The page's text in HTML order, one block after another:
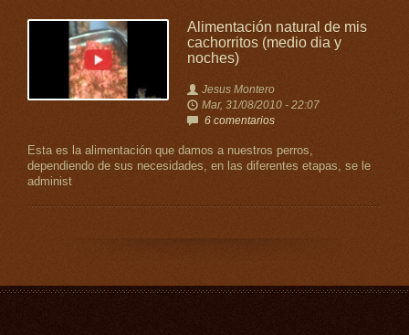
Alimentación natural de mis
cachorritos (medio dia y
noches)
Jesus Montero
Mar, 31/08/2010 - 22:07
6 comentarios
Esta es la alimentación que damos a nuestros perros,
dependiendo de sus necesidades, en las diferentes etapas, se le
administ